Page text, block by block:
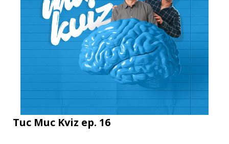
Tuc Muc Kviz ep. 16